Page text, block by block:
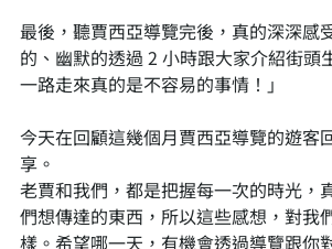
最後，聽賈西亞導覽完後，真的深深感
的、幽默的透過 2 小時跟大家介紹街頭
一路走來真的是不容易的事情！」
今天在回顧這幾個月賈西亞導覽的遊客
享。
老賈和我們，都是把握每一次的時光，
們想傳達的東西，所以這些感想，對我
樣。希望哪一天，有機會透過導覽跟你